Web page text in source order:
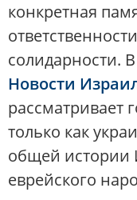
конкретная
солидарности.
Новости
рассматривает
только как
общей истории
еврейского